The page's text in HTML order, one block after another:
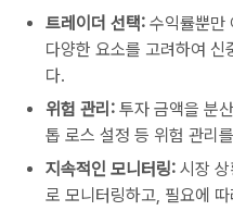
트레이더 선택: 수익률뿐만
다양한 요소를 고려하여 신
다.
위험 관리: 투자 금액을 분
톱 로스 설정 등 위험 관리
지속적인 모니터링: 시장
로 모니터링하고, 필요에